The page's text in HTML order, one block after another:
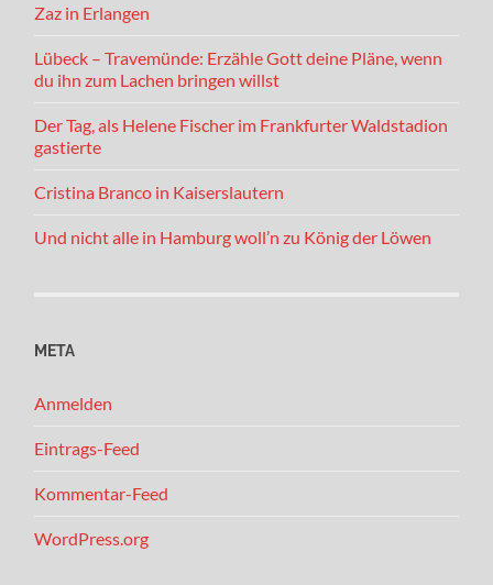
Zaz in Erlangen
Lübeck – Travemünde: Erzähle Gott deine Pläne, wenn
du ihn zum Lachen bringen willst
Der Tag, als Helene Fischer im Frankfurter Waldstadion
gastierte
Cristina Branco in Kaiserslautern
Und nicht alle in Hamburg woll’n zu König der Löwen
META
Anmelden
Eintrags-Feed
Kommentar-Feed
WordPress.org